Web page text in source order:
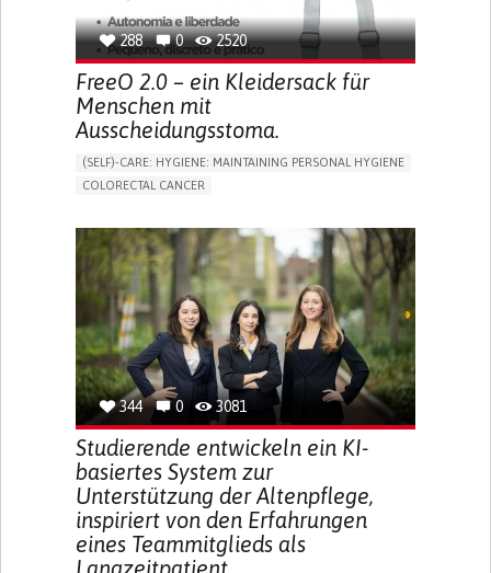
SOLUTIONS FOR DISABLED PEOPLE
INDIA
288 0 2520
FreeO 2.0 – ein Kleidersack für
Menschen mit
Ausscheidungsstoma.
(SELF)-CARE: HYGIENE: MAINTAINING PERSONAL HYGIENE
COLORECTAL CANCER
PROMOTING SELF-MANAGEMENT
GASTROENTEROLOGY
MEDICAL ONCOLOGY
PORTUGAL
344 0 3081
Studierende entwickeln ein KI-
basiertes System zur
Unterstützung der Altenpflege,
inspiriert von den Erfahrungen
eines Teammitglieds als